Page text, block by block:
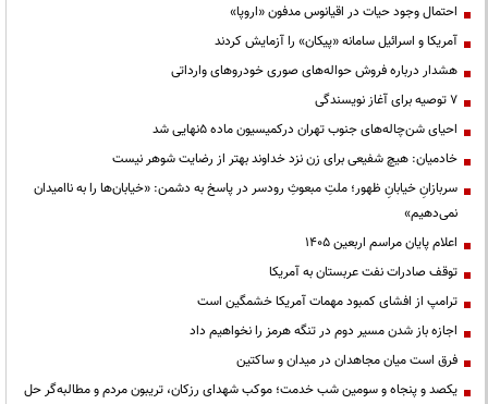
احتمال وجود حیات در اقیانوس مدفون «اروپا»
آمریکا و اسرائیل سامانه «پیکان» را آزمایش کردند
هشدار درباره فروش حواله‌های صوری خودروهای وارداتی
۷ توصیه برای آغاز نویسندگی
احیای شن‌چاله‌های جنوب تهران درکمیسیون ماده ۵نهایی شد
خادمیان: هیچ شفیعی برای زن نزد خداوند بهتر از رضایت شوهر نیست
سربازانِ خیابانِ ظهور؛ ملتِ مبعوثِ رودسر در پاسخ به دشمن: «خیابان‌ها را به ناامیدان
نمی‌دهیم»
اعلام پایان مراسم اربعین ۱۴۰۵
توقف صادرات نفت عربستان به آمریکا
ترامپ از افشای کمبود مهمات آمریکا خشمگین است
اجازه باز شدن مسیر دوم در تنگه هرمز را نخواهیم داد
فرق است میان مجاهدان در میدان و ساکتین
یکصد و پنجاه و سومین شب خدمت؛ موکب شهدای رزکان، تریبون مردم و مطالبه‌گر حل